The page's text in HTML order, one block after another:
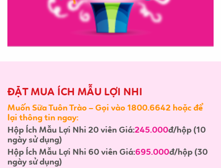
ĐẶT MUA ÍCH MẪU LỢI NHI
Muốn Sữa Tuôn Trào – Gọi vào 1800.6642 hoặc để
lại thông tin ngay:
Hộp Ích Mẫu Lợi Nhi 20 viên Giá:245.000đ/hộp (10
ngày sử dụng)
Hộp Ích Mẫu Lợi Nhi 60 viên Giá:695.000đ/hộp (30
ngày sử dụng)